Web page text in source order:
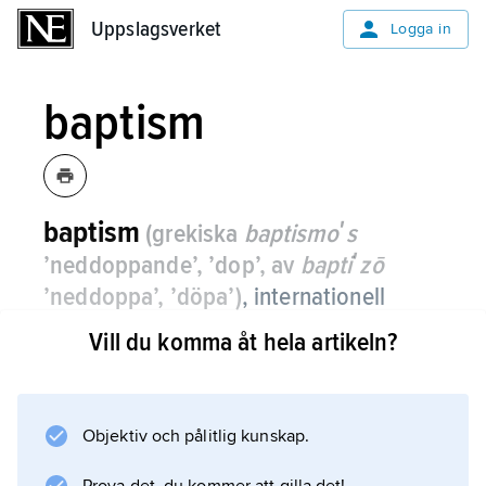
Uppslagsverket Logga in
baptism
baptism (grekiska baptismoʹs
’neddoppande’, ’dop’, av baptiʹzō
’neddoppa’, ’döpa’), internationell
protestantisk samfunds- och
församlingsrörelse.
människor som bekänner personlig tro på
Vill du komma åt hela artikeln?
Objektiv och pålitlig kunskap.